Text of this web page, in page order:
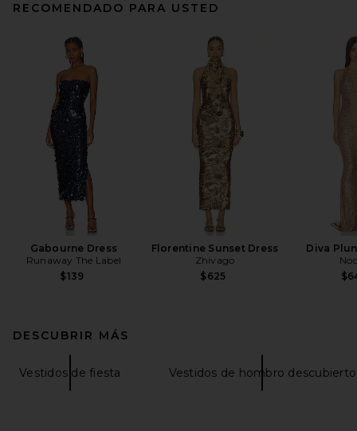
RECOMENDADO PARA USTED
Gabourne Dress
Runaway The Label
$139
Florentine Sunset Dress
Zhivago
$625
Diva
DESCUBRIR MÁS
Vestidos de fiesta Vestidos de hombro descubierto